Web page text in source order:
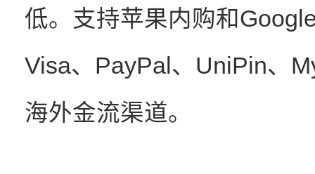
低。支持苹果内购和
Visa、PayPal、UniPin、
海外金流渠道。